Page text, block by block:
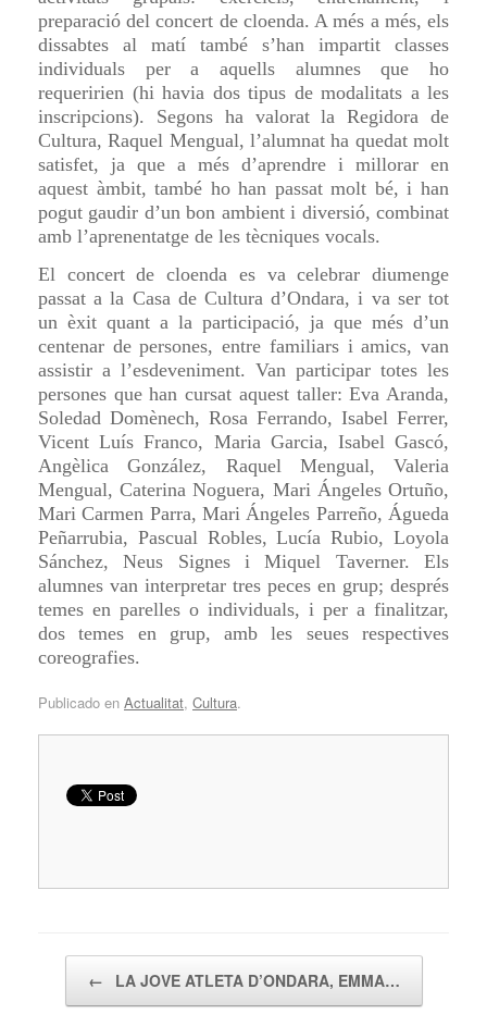
preparació del concert de cloenda. A més a més, els
dissabtes al matí també s’han impartit classes
individuals per a aquells alumnes que ho
requeririen (hi havia dos tipus de modalitats a les
inscripcions). Segons ha valorat la Regidora de
Cultura, Raquel Mengual, l’alumnat ha quedat molt
satisfet, ja que a més d’aprendre i millorar en
aquest àmbit, també ho han passat molt bé, i han
pogut gaudir d’un bon ambient i diversió, combinat
amb l’aprenentatge de les tècniques vocals.
El concert de cloenda es va celebrar diumenge
passat a la Casa de Cultura d’Ondara, i va ser tot
un èxit quant a la participació, ja que més d’un
centenar de persones, entre familiars i amics, van
assistir a l’esdeveniment. Van participar totes les
persones que han cursat aquest taller: Eva Aranda,
Soledad Domènech, Rosa Ferrando, Isabel Ferrer,
Vicent Luís Franco, Maria Garcia, Isabel Gascó,
Angèlica González, Raquel Mengual, Valeria
Mengual, Caterina Noguera, Mari Ángeles Ortuño,
Mari Carmen Parra, Mari Ángeles Parreño, Águeda
Peñarrubia, Pascual Robles, Lucía Rubio, Loyola
Sánchez, Neus Signes i Miquel Taverner. Els
alumnes van interpretar tres peces en grup; després
temes en parelles o individuals, i per a finalitzar,
dos temes en grup, amb les seues respectives
coreografies.
Publicado en Actualitat, Cultura.
← LA JOVE ATLETA D’ONDARA, EMMA…